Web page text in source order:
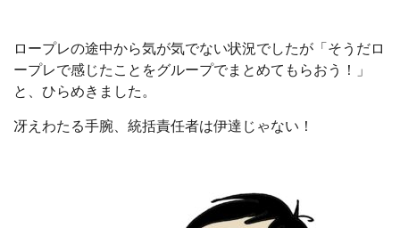
ロープレの途中から気が気でない状況でしたが「そうだロ
ープレで感じたことをグループでまとめてもらおう！」
と、ひらめきました。
冴えわたる手腕、統括責任者は伊達じゃない！